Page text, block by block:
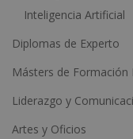
Inteligencia Artificial
Diplomas de Experto
Másters de Formación
Liderazgo y
Artes y Oficios